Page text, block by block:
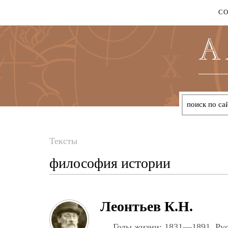
здесь
Тексты
философия истории
Леонтьев К.Н.